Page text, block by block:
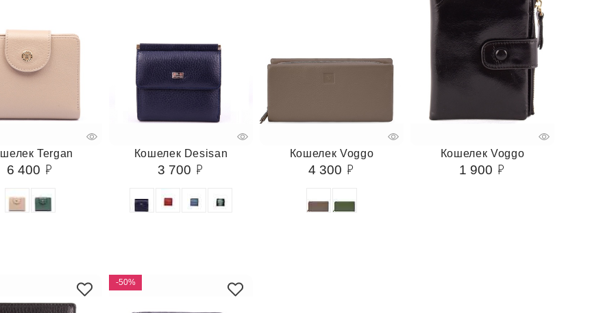
Tergan
6 400
Кошелек Desisan
3 700
Кошелек Voggo
4 300
Кошелек Voggo
1 900
-50%